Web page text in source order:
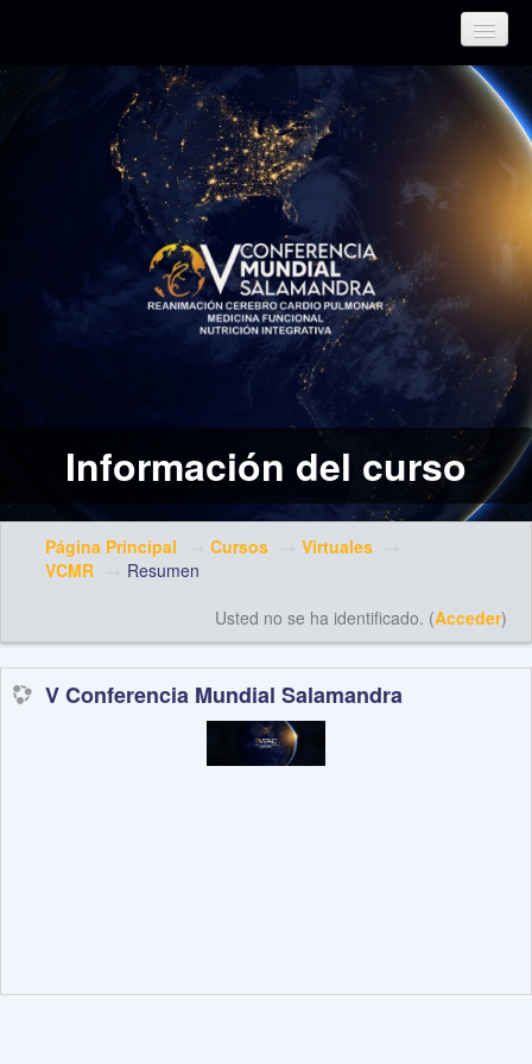
Información del curso
Página Principal → Cursos → Virtuales →
VCMR → Resumen
Usted no se ha identificado. (Acceder)
V Conferencia Mundial Salamandra